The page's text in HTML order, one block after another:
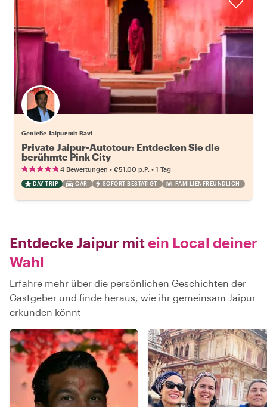
Genieße Jaipur mit Ravi
Private Jaipur-Autotour: Entdecken Sie die
berühmte Pink City
4 Bewertungen • €51.00 p.P. • 1 Tag
DAY TRIP CAR SOFORT BESTÄTIGT FAMILIENFREUNDLICH
Entdecke Jaipur mitein Local deiner
Wahl
Erfahre mehr über die persönlichen Geschichten der
Gastgeber und finde heraus, wie ihr gemeinsam Jaipur
erkunden könnt